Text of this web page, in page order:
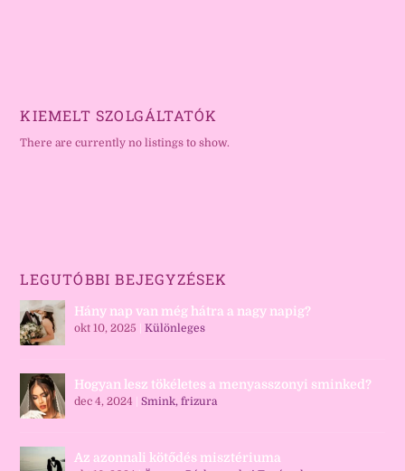
KIEMELT SZOLGÁLTATÓK
There are currently no listings to show.
LEGUTÓBBI BEJEGYZÉSEK
Hány nap van még hátra a nagy napig?
okt 10, 2025 |Különleges
Hogyan lesz tökéletes a menyasszonyi sminked?
dec 4, 2024 |Smink, frizura
Az azonnali kötődés misztériuma